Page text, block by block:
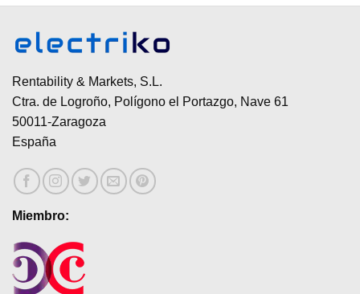
múltiples
Las
se
elegir
en
la
de
producto
Rentability & Markets, S.L.
Ctra. de Logroño, Polígono el Portazgo, Nave 61
50011-Zaragoza
España
Miembro: